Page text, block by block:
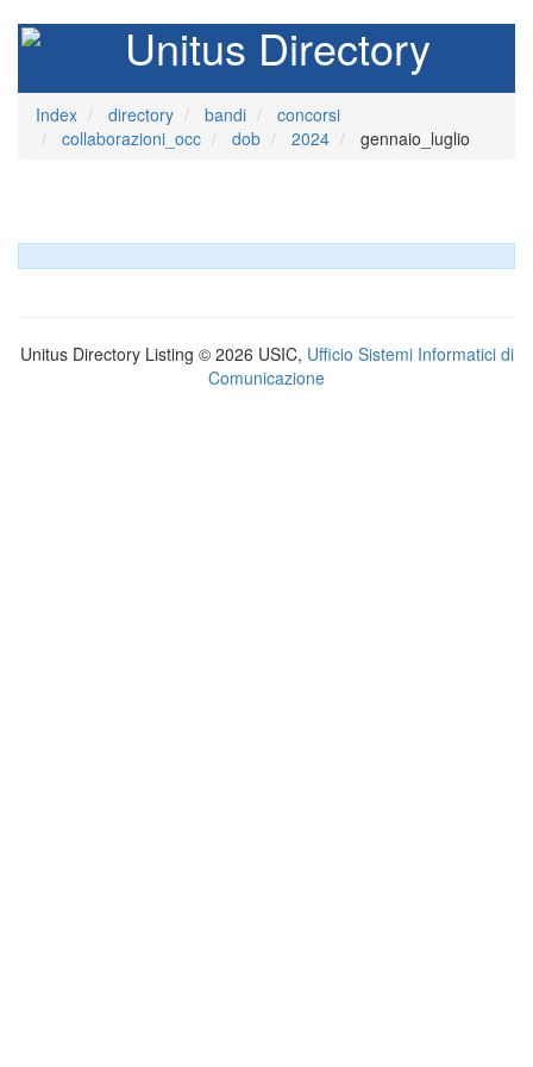
Unitus Directory
Index directory bandi
concorsi
collaborazioni_occ
dob 2024 gennaio_luglio
Unitus Directory Listing © 2026 USIC, Ufficio Sistemi Informatici di
Comunicazione